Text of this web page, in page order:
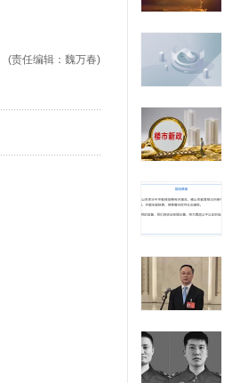
(责任编辑：魏万春)